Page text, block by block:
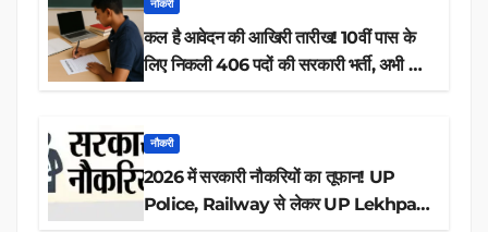
नौकरी
कल है आवेदन की आखिरी तारीख! 10वीं पास के
लिए निकली 406 पदों की सरकारी भर्ती, अभी करें
नौकरी
2026 में सरकारी नौकरियों का तूफान! UP
Police, Railway से लेकर UP Lekhpal